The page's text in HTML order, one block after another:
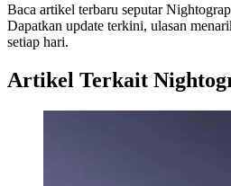
Baca artikel terbaru seputar
Dapatkan update terkini, ulasan
setiap hari.
Artikel Terkait